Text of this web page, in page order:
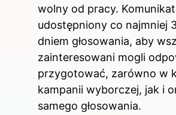
wolny od pracy.
udostępniony co najmniej
dniem głosowania, aby
zainteresowani mogli
przygotować, zarówno w
kampanii wyborczej, jak i
samego głosowania.